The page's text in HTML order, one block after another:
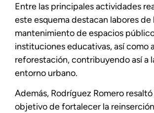
Entre las principales actividades
este esquema destacan labores de
mantenimiento de espacios
instituciones educativas, así como
reforestación, contribuyendo así a
entorno urbano.
Además, Rodríguez Romero
objetivo de fortalecer la